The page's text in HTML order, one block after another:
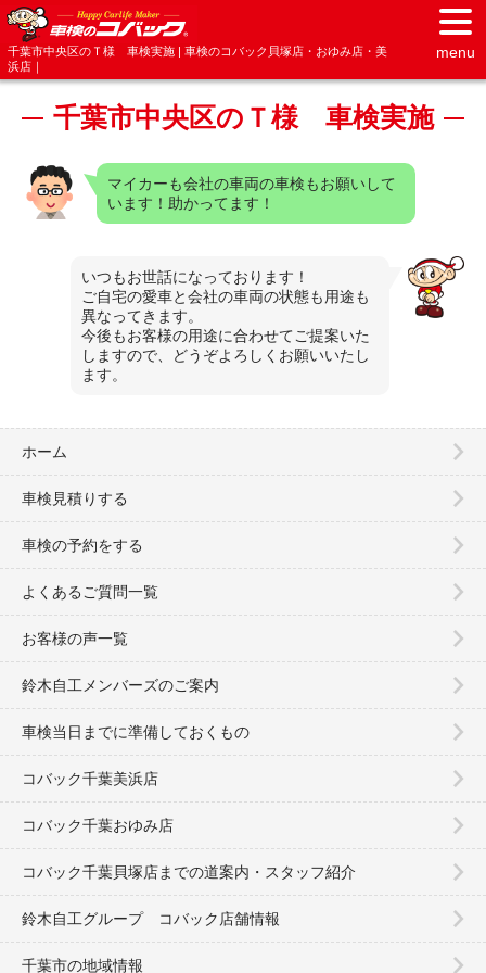
千葉市中央区のＴ様 車検実施 | 車検のコバック貝塚店・おゆみ店・美
浜店｜
menu
千葉市中央区のＴ様 車検実施
マイカーも会社の車両の車検もお願いして
います！助かってます！
いつもお世話になっております！
ご自宅の愛車と会社の車両の状態も用途も
異なってきます。
今後もお客様の用途に合わせてご提案いた
しますので、どうぞよろしくお願いいたし
ます。
ホーム
車検見積りする
車検の予約をする
よくあるご質問一覧
お客様の声一覧
鈴木自工メンバーズのご案内
車検当日までに準備しておくもの
コバック千葉美浜店
コバック千葉おゆみ店
コバック千葉貝塚店までの道案内・スタッフ紹介
鈴木自工グループ コバック店舗情報
千葉市の地域情報